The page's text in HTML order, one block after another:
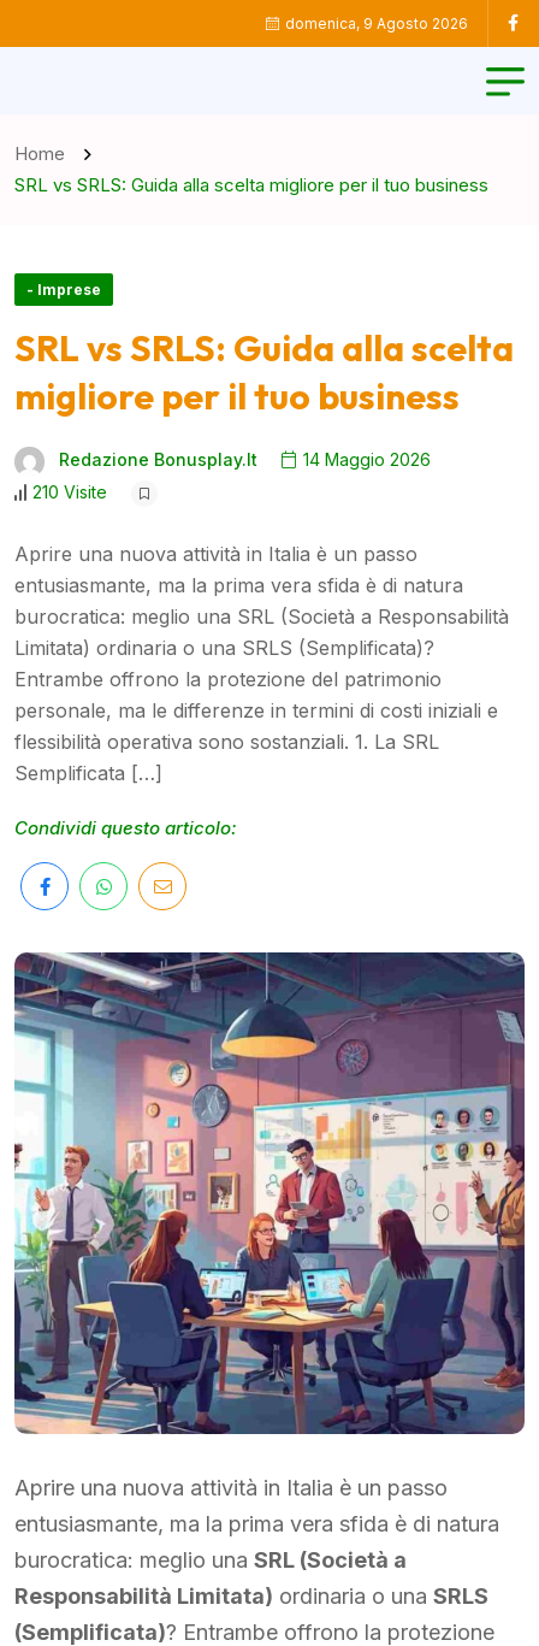
domenica, 9 Agosto 2026
Home
SRL vs SRLS: Guida alla scelta migliore per il tuo business
- Imprese
SRL vs SRLS: Guida alla scelta
migliore per il tuo business
Redazione Bonusplay.it
14 Maggio 2026
210 Visite
Aprire una nuova attività in Italia è un passo
entusiasmante, ma la prima vera sfida è di natura
burocratica: meglio una SRL (Società a Responsabilità
Limitata) ordinaria o una SRLS (Semplificata)?
Entrambe offrono la protezione del patrimonio
personale, ma le differenze in termini di costi iniziali e
flessibilità operativa sono sostanziali. 1. La SRL
Semplificata […]
Condividi questo articolo:
Aprire una nuova attività in Italia è un passo
entusiasmante, ma la prima vera sfida è di natura
burocratica: meglio una SRL (Società a
Responsabilità Limitata) ordinaria o una SRLS
(Semplificata)? Entrambe offrono la protezione